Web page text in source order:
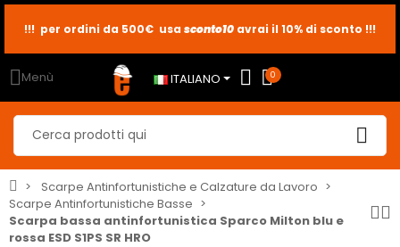
sconto2
sconto5
!!! per ordini da 500€ usa sconto10 avrai il 10% di sconto !!!
Menù ITALIANO 0
Scarpe Antinfortunistiche e Calzature da Lavoro
Scarpe Antinfortunistiche Basse
Scarpa bassa antinfortunistica Sparco Milton blu e
rossa ESD S1PS SR HRO